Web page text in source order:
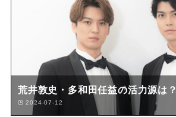
荒井敦史・多和田任益の活力源は？
2024-07-12